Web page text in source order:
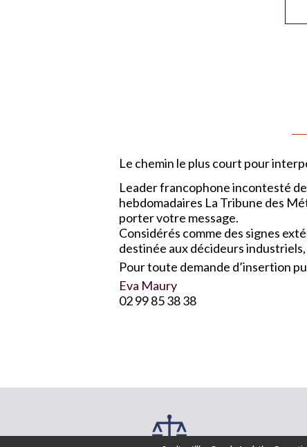
Le chemin le plus court pour
Leader francophone incontesté
hebdomadaires La Tribune des
porter votre message.
Considérés comme des signes
destinée aux décideurs
Pour toute demande d’insertion
Eva Maury
02 99 85 38 38